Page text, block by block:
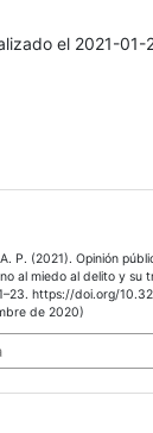
el 2021-01-
P. (2021). Opinión
al miedo al delito y su
https://doi.org/
de 2020)